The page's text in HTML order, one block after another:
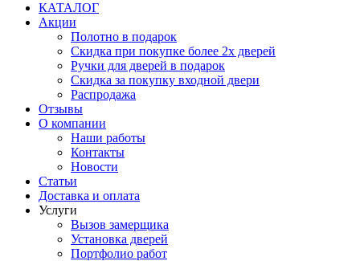
КАТАЛОГ
Акции
Полотно в подарок
Скидка при покупке более 2х дверей
Ручки для дверей в подарок
Скидка за покупку входной двери
Распродажа
Отзывы
О компании
Наши работы
Контакты
Новости
Статьи
Доставка и оплата
Услуги
Вызов замерщика
Установка дверей
Портфолио работ